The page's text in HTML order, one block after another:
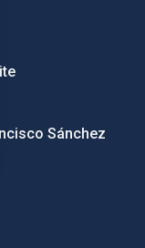
Sánchez